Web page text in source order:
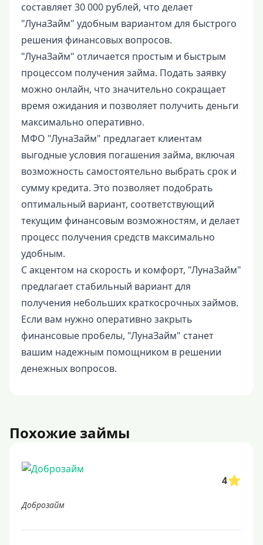
составляет 30 000 рублей, что делает
"ЛунаЗайм" удобным вариантом для быстрого
решения финансовых вопросов.
"ЛунаЗайм" отличается простым и быстрым
процессом получения займа. Подать заявку
можно онлайн, что значительно сокращает
время ожидания и позволяет получить деньги
максимально оперативно.
МФО "ЛунаЗайм" предлагает клиентам
выгодные условия погашения займа, включая
возможность самостоятельно выбрать срок и
сумму кредита. Это позволяет подобрать
оптимальный вариант, соответствующий
текущим финансовым возможностям, и делает
процесс получения средств максимально
удобным.
С акцентом на скорость и комфорт, "ЛунаЗайм"
предлагает стабильный вариант для
получения небольших краткосрочных займов.
Если вам нужно оперативно закрыть
финансовые пробелы, "ЛунаЗайм" станет
вашим надежным помощником в решении
денежных вопросов.
Похожие займы
4
Доброзайм